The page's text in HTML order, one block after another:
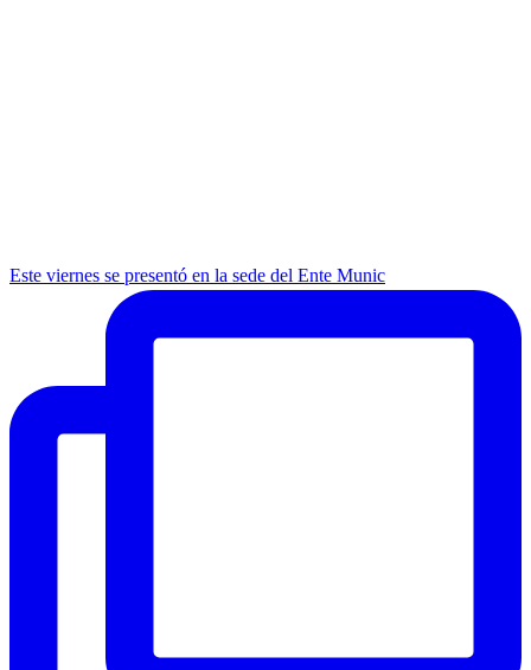
Este viernes se presentó en la sede del Ente Munic